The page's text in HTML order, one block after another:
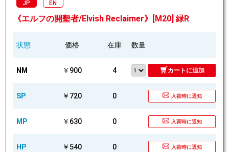
JP EN
《エルフの開墾者/Elvish Reclaimer》[M20] 緑R
状態 価格 在庫 数量
NM ￥900 4 カートに追加
SP ￥720 0 入荷時に通知
MP ￥630 0 入荷時に通知
HP ￥540 0 入荷時に通知